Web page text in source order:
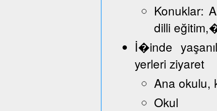
Konuklar:
dilli
İ�inde
yerleri ziyaret
Ana okulu,
Okul